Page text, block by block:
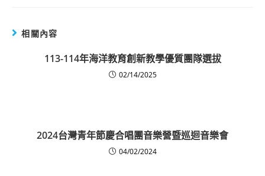
相關內容
113-114年海洋教育創新教學優質團隊選拔
02/14/2025
2024台灣青年節慶合唱團音樂營暨巡迴音樂會
04/02/2024